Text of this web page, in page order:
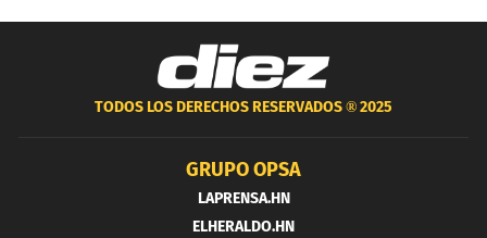
TODOS LOS DERECHOS RESERVADOS ®2025
GRUPO OPSA
LAPRENSA.HN
ELHERALDO.HN